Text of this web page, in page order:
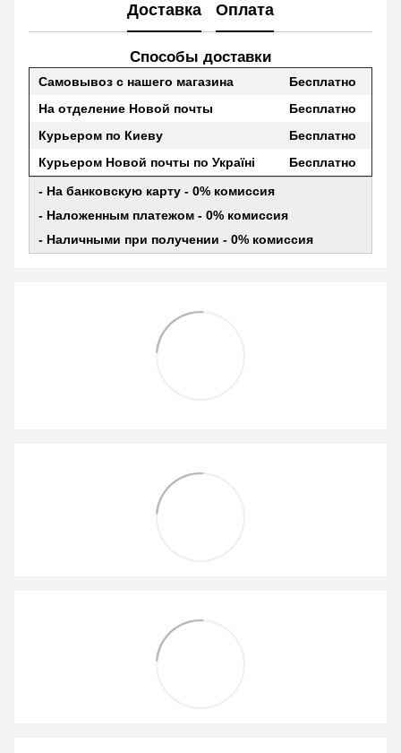
Доставка Оплата
Способы доставки
Самовывоз с нашего магазина
Бесплатно
На отделение Новой почты
Бесплатно
Курьером по Киеву
Бесплатно
Курьером Новой почты по Україні
Бесплатно
- На банковскую карту - 0% комиссия
- Наложенным платежом - 0% комиссия
- Наличными при получении - 0% комиссия